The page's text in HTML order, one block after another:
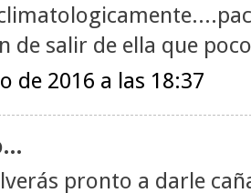
de salir de ella que
de 2016 a las 18:37
pronto a darle